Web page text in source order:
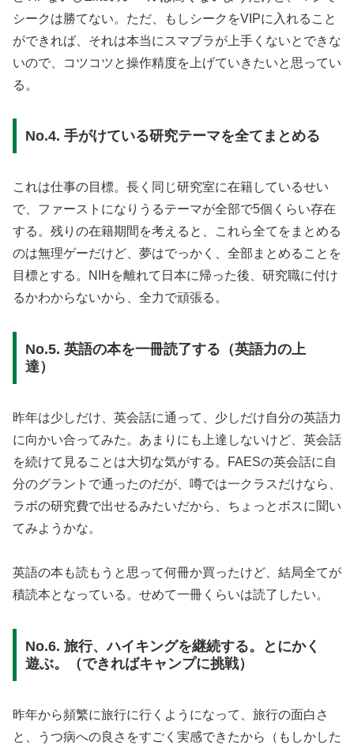
シークは勝てない。ただ、もしシークをVIPに入れること
ができれば、それは本当にスマブラが上手くないとできな
いので、コツコツと操作精度を上げていきたいと思ってい
る。
No.4. 手がけている研究テーマを全てまとめる
これは仕事の目標。長く同じ研究室に在籍しているせい
で、ファーストになりうるテーマが全部で5個くらい存在
する。残りの在籍期間を考えると、これら全てをまとめる
のは無理ゲーだけど、夢はでっかく、全部まとめることを
目標とする。NIHを離れて日本に帰った後、研究職に付け
るかわからないから、全力で頑張る。
No.5. 英語の本を一冊読了する（英語力の上
達）
昨年は少しだけ、英会話に通って、少しだけ自分の英語力
に向かい合ってみた。あまりにも上達しないけど、英会話
を続けて見ることは大切な気がする。FAESの英会話に自
分のグラントで通ったのだが、噂では一クラスだけなら、
ラボの研究費で出せるみたいだから、ちょっとボスに聞い
てみようかな。
英語の本も読もうと思って何冊か買ったけど、結局全てが
積読本となっている。せめて一冊くらいは読了したい。
No.6. 旅行、ハイキングを継続する。とにかく
遊ぶ。（できればキャンプに挑戦）
昨年から頻繁に旅行に行くようになって、旅行の面白さ
と、うつ病への良さをすごく実感できたから（もしかした